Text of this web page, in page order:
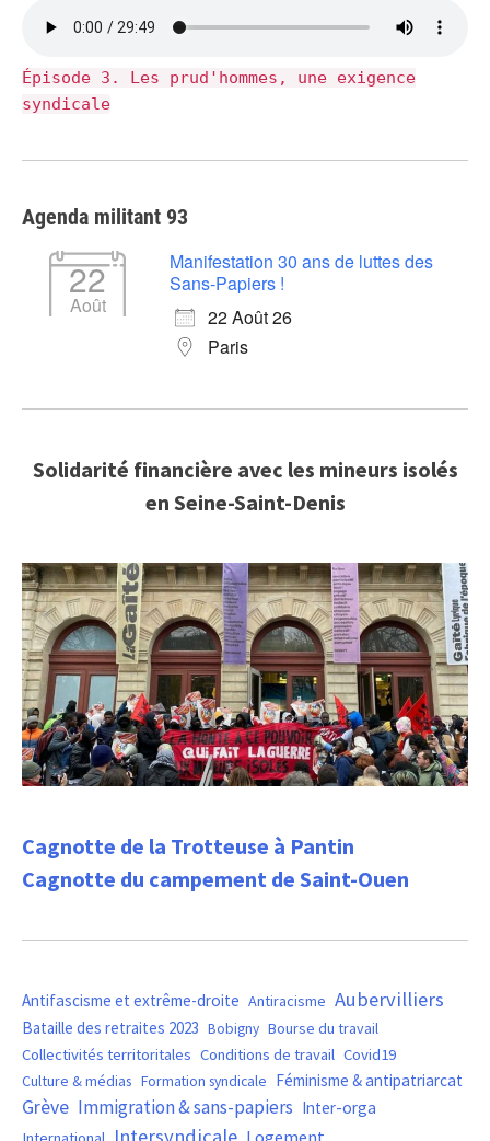
Épisode 3. Les prud'hommes, une exigence
syndicale
Agenda militant 93
22
Août
Manifestation 30 ans de luttes des
Sans-Papiers !
22 Août 26
Paris
Solidarité financière avec les mineurs isolés
en Seine-Saint-Denis
Cagnotte de la Trotteuse à Pantin
Cagnotte du campement de Saint-Ouen
Antifascisme et extrême-droite Antiracisme Aubervilliers
Bataille des retraites 2023 Bobigny Bourse du travail
Collectivités territoritales Conditions de travail Covid19
Culture & médias Formation syndicale Féminisme & antipatriarcat
Grève Immigration & sans-papiers Inter-orga